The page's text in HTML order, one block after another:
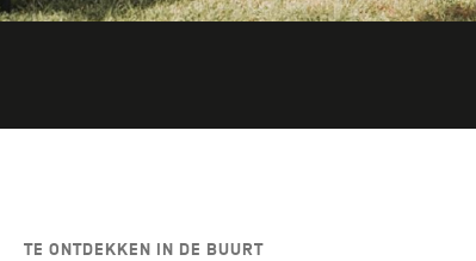
TE ONTDEKKEN IN DE BUURT